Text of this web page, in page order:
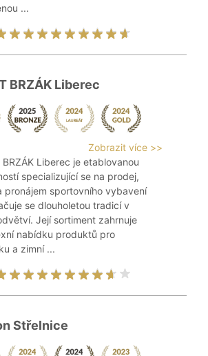
...
BRZÁK Liberec
Zobrazit více >>
BRZÁK Liberec je etablovanou
specializující se na prodej,
pronájem sportovního vybavení
se dlouholetou tradicí v
Její sortiment zahrnuje
nabídku produktů pro
a zimní ...
Střelnice